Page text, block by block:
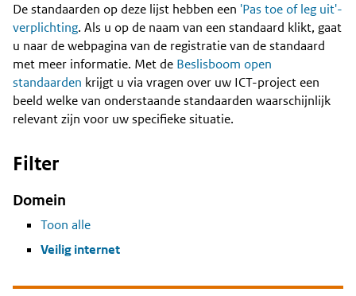
Content
De standaarden op deze lijst hebben een 'Pas toe of leg uit'-
verplichting. Als u op de naam van een standaard klikt, gaat
u naar de webpagina van de registratie van de standaard
met meer informatie. Met de Beslisboom open
standaarden krijgt u via vragen over uw ICT-project een
beeld welke van onderstaande standaarden waarschijnlijk
relevant zijn voor uw specifieke situatie.
Filter
Domein
Toon alle
Veilig internet